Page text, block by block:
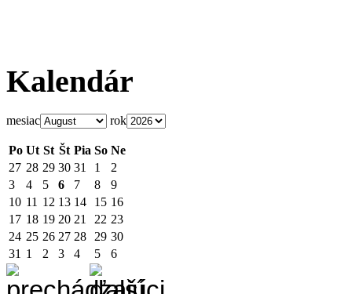
Kalendár
mesiac rok
Po Ut St Št Pia So Ne
27 28 29 30 31 1
2
3
4 5 6 7 8
9
10 11 12 13 14 15 16
17 18 19 20 21 22 23
24 25 26 27 28 29 30
31 1 2 3 4 5 6